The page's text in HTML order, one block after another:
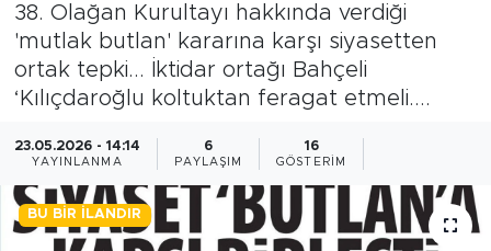
38. Olağan Kurultayı hakkında verdiği
'mutlak butlan' kararına karşı siyasetten
ortak tepki... İktidar ortağı Bahçeli
‘Kılıçdaroğlu koltuktan feragat etmeli....
23.05.2026 - 14:14
YAYINLANMA
6
PAYLAŞIM
16
GÖSTERIM
BU BIR İLANDIR
KARİKATÜR
BİLİM-TEKNOLOJİ
RÖPÖRTAJ
ANALİZ
Haber Arşivi